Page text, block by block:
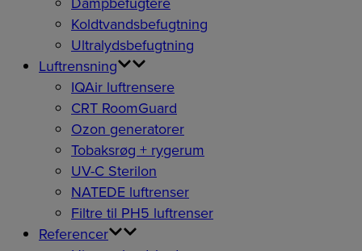
Koldtvandsbefugtning
Ultralydsbefugtning
Luftrensning
IQAir luftrensere
CRT RoomGuard
Ozon generatorer
Tobaksrøg + rygerum
UV-C Sterilon
NATEDE luftrenser
Filtre til PH5 luftrenser
Referencer